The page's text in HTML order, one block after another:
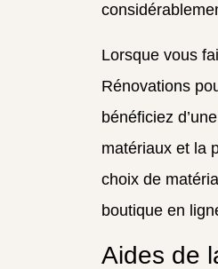
Lorsque vous
Rénovations
bénéficiez d’une
matériaux et la
choix de
boutique en
Aides de